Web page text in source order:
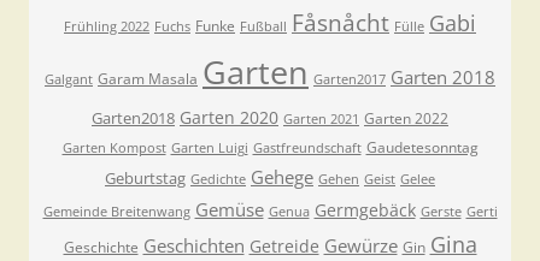
Frühling 2022 Fuchs Funke Fußball Fåsnåcht Fülle Gabi
Galgant Garam Masala Garten Garten2017 Garten 2018
Garten2018 Garten 2020 Garten 2021 Garten 2022
Garten Kompost Garten Luigi Gastfreundschaft Gaudetesonntag
Geburtstag Gedichte Gehege Gehen Geist Gelee
Gemeinde Breitenwang Gemüse Genua Germgebäck Gerste Gerti
Geschichte Geschichten Getreide Gewürze Gin Gina